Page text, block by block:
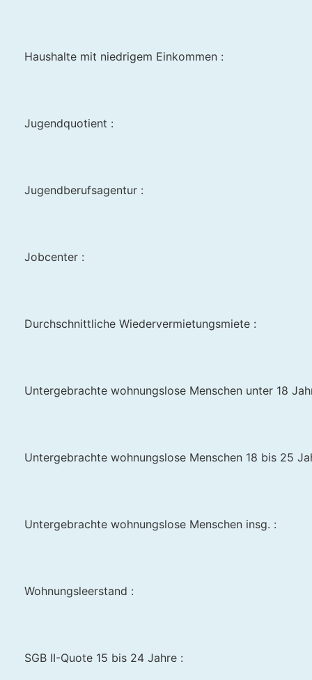
Haushalte mit niedrigem Einkommen :
Jugendquotient :
Jugendberufsagentur :
Jobcenter :
Durchschnittliche Wiedervermietungsmiete :
Untergebrachte wohnungslose Menschen unter 18
Untergebrachte wohnungslose Menschen 18 bis 25
Untergebrachte wohnungslose Menschen insg. :
Wohnungsleerstand :
SGB II-Quote 15 bis 24 Jahre :